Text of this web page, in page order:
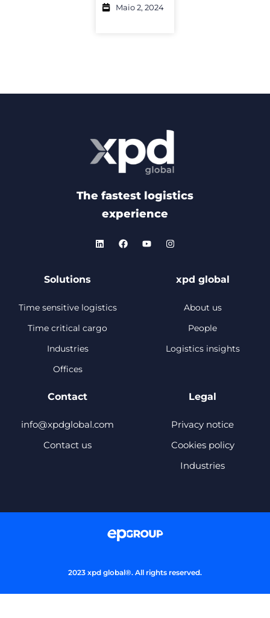
Maio 2, 2024
The fastest logistics
experience
Solutions
Time sensitive logistics
Time critical cargo
Industries
Offices
xpd global
About us
People
Logistics insights
Contact
info@xpdglobal.com
Contact us
Legal
Privacy notice
Cookies policy
Industries
2023 xpd global®. All rights reserved.